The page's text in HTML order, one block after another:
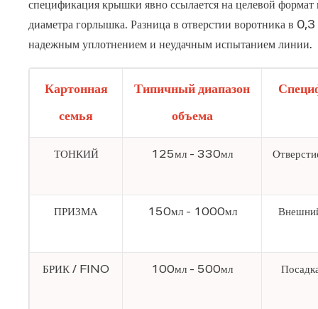
спецификация крышки явно ссылается на целевой формат
диаметра горлышка.Разница в отверстии воротника в
надежным уплотнением и неудачным испытанием линии.
Картонная
семья
Типичный диапазон
объема
ТОНКИЙ 125мл - 330мл
ПРИЗМА 150мл - 1000мл
БРИК / FINO 100мл - 500мл